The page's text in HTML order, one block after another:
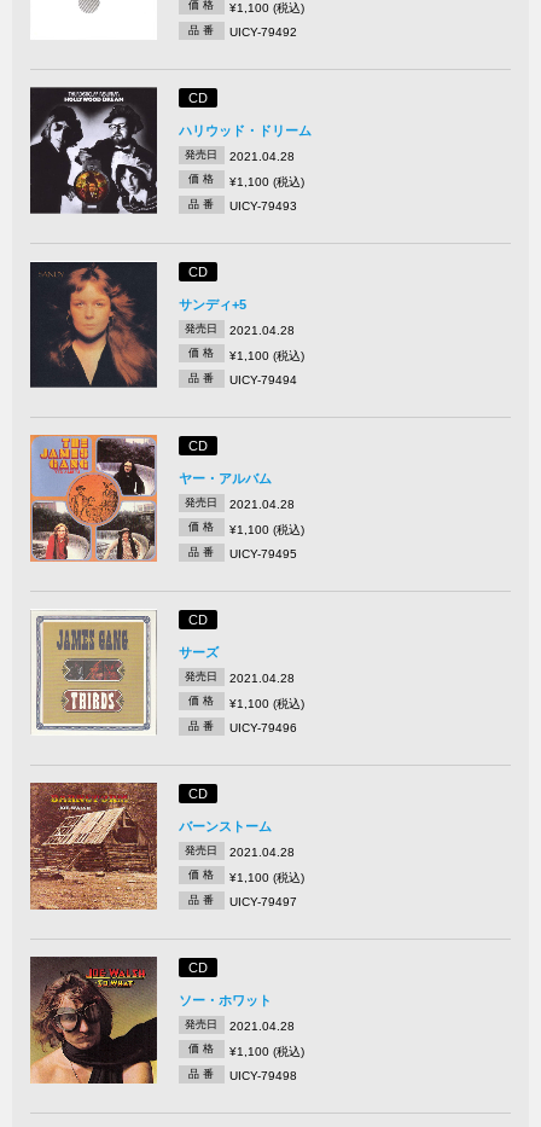
価 格 ¥1,100 (税込)
品 番 UICY-79492
CD
ハリウッド・ドリーム
発売日 2021.04.28
価 格 ¥1,100 (税込)
品 番 UICY-79493
CD
サンディ+5
発売日 2021.04.28
価 格 ¥1,100 (税込)
品 番 UICY-79494
CD
ヤー・アルバム
発売日 2021.04.28
価 格 ¥1,100 (税込)
品 番 UICY-79495
CD
サーズ
発売日 2021.04.28
価 格 ¥1,100 (税込)
品 番 UICY-79496
CD
バーンストーム
発売日 2021.04.28
価 格 ¥1,100 (税込)
品 番 UICY-79497
CD
ソー・ホワット
発売日 2021.04.28
価 格 ¥1,100 (税込)
品 番 UICY-79498